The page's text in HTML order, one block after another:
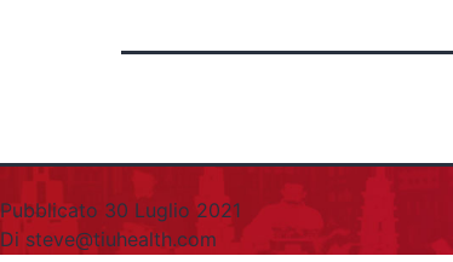
Pubblicato 30 Luglio 2021
Di steve@tiuhealth.com